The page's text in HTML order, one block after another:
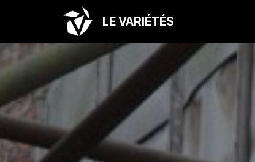
LE VARIÉTÉS